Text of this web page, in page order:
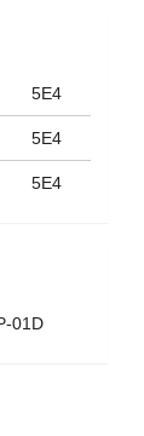
5E4
5E4
5E4
01D